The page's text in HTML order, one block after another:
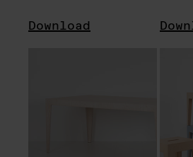
Download